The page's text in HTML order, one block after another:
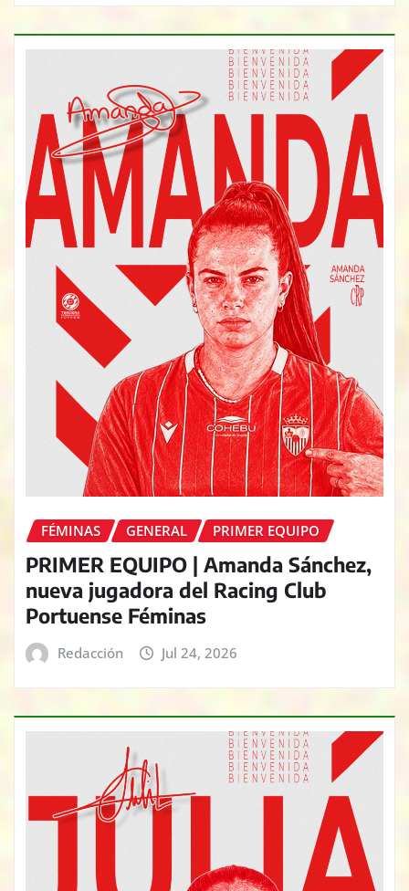
FÉMINAS GENERAL PRIMER EQUIPO
PRIMER EQUIPO | Amanda Sánchez,
nueva jugadora del Racing Club
Portuense Féminas
Redacción Jul 24, 2026